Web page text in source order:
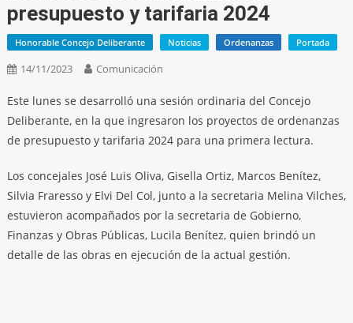
presupuesto y tarifaria 2024
Honorable Concejo Deliberante Noticias Ordenanzas Portada
14/11/2023 Comunicación
Este lunes se desarrolló una sesión ordinaria del Concejo
Deliberante, en la que ingresaron los proyectos de ordenanzas
de presupuesto y tarifaria 2024 para una primera lectura.
Los concejales José Luis Oliva, Gisella Ortiz, Marcos Benítez,
Silvia Fraresso y Elvi Del Col, junto a la secretaria Melina Vilches,
estuvieron acompañados por la secretaria de Gobierno,
Finanzas y Obras Públicas, Lucila Benítez, quien brindó un
detalle de las obras en ejecución de la actual gestión.